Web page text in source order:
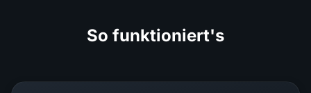
So funktioniert's